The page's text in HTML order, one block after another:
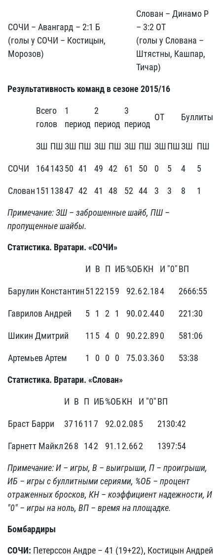
СОЧИ – Авангард – 2:1 Б
(голы у СОЧИ – Костицын,
Морозов)
Слован – Динамо Р
– 3:2 ОТ
(голы у Слована –
Штястны, Кашпар,
Тичар)
Результативность команд в сезоне 2015/16
Всего
голов
1
период
2
период
3
период
ОТ Буллиты
ЗШ ПШЗШ ПШ ЗШ ПШ ЗШ ПШ ЗШПШЗШ ПШ
СОЧИ 16414350 41 49 42 61 50 0 5 4 5
Слован151 13847 42 41 48 52 44 3 3 8 1
Примечание: ЗШ – заброшенные шайб, ПШ –
пропущенные шайбы.
Статистика. Вратари. «СОЧИ»
И В П ИБ%ОБКН И "0"ВП
Барулин Константин51 22159 92.62.184 2666:55
Гаврилов Андрей 5 1 2 1 90.02.440 221:30
Шикин Дмитрий 11 5 4 0 90.22.890 581:06
Артемьев Артем 1 0 0 0 75.03.360 53:38
Статистика. Вратари. «Слован»
И В П ИБ%ОБКН И "0"ВП
Браст Барри 371611 7 92.02.085 2130:42
Гарнетт Майкл268 142 91.1 2.662 1397:54
Примечание: И – игры, В – выигрыши, П – проигрыши,
ИБ – игры с буллитными сериями, %ОБ – процент
отраженных бросков, КН – коэффициент надежности, И
"0" – игры на ноль, ВП – время на площадке.
Бомбардиры
СОЧИ: Петерссон Андре – 41 (19+22), Костицын Андрей